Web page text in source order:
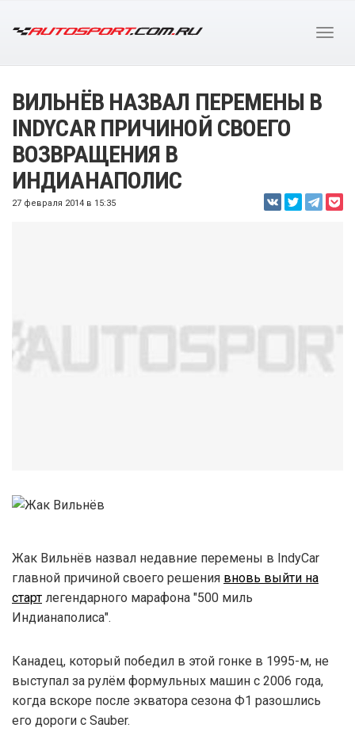
ВИЛЬНЁВ НАЗВАЛ ПЕРЕМЕНЫ В
INDYCAR ПРИЧИНОЙ СВОЕГО
ВОЗВРАЩЕНИЯ В
ИНДИАНАПОЛИС
27 февраля 2014 в 15:35
Жак Вильнёв назвал недавние перемены в IndyCar
главной причиной своего решения вновь выйти на
старт легендарного марафона "500 миль
Индианаполиса".
Канадец, который победил в этой гонке в 1995-м, не
выступал за рулём формульных машин с 2006 года,
когда вскоре после экватора сезона Ф1 разошлись
его дороги с Sauber.